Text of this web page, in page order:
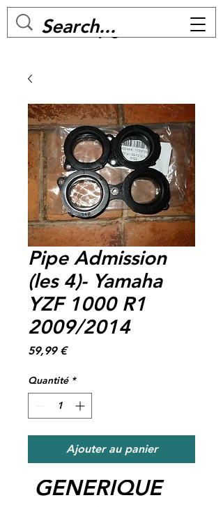
MC BIKE Perpignan
Pipe Admission
(les 4)- Yamaha
YZF 1000 R1
2009/2014
59,99 €Prix
Quantité *
Ajouter au panier
GENERIQUE